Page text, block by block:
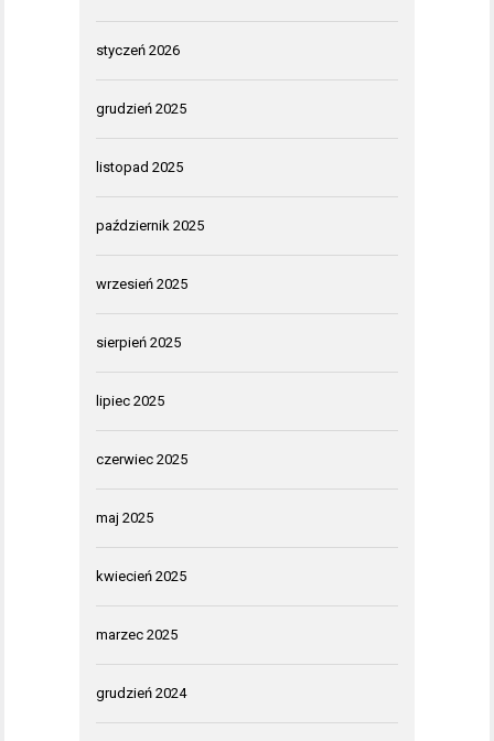
styczeń 2026
grudzień 2025
listopad 2025
październik 2025
wrzesień 2025
sierpień 2025
lipiec 2025
czerwiec 2025
maj 2025
kwiecień 2025
marzec 2025
grudzień 2024